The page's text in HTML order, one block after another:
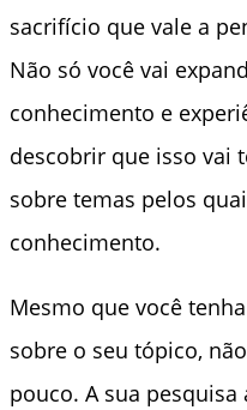
sacrifício que vale a
Não só você vai
conhecimento e
descobrir que isso vai
sobre temas pelos
conhecimento.
Mesmo que você
sobre o seu tópico,
pouco. A sua